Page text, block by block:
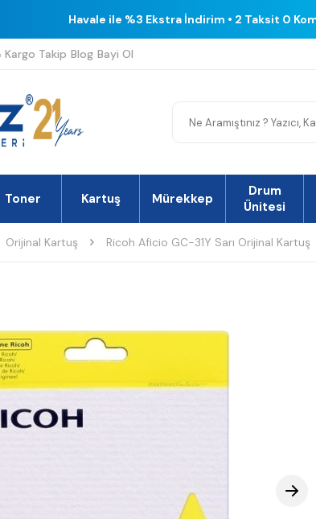
Havale ile %3 Ekstra İndirim • 2 Taksit 0
Kargo Takip Blog Bayi Ol
Toner Kartuş Mürekkep
Drum
Ünitesi
Orijinal Kartuş Ricoh Aficio GC-31Y Sarı Orijinal Kartuş